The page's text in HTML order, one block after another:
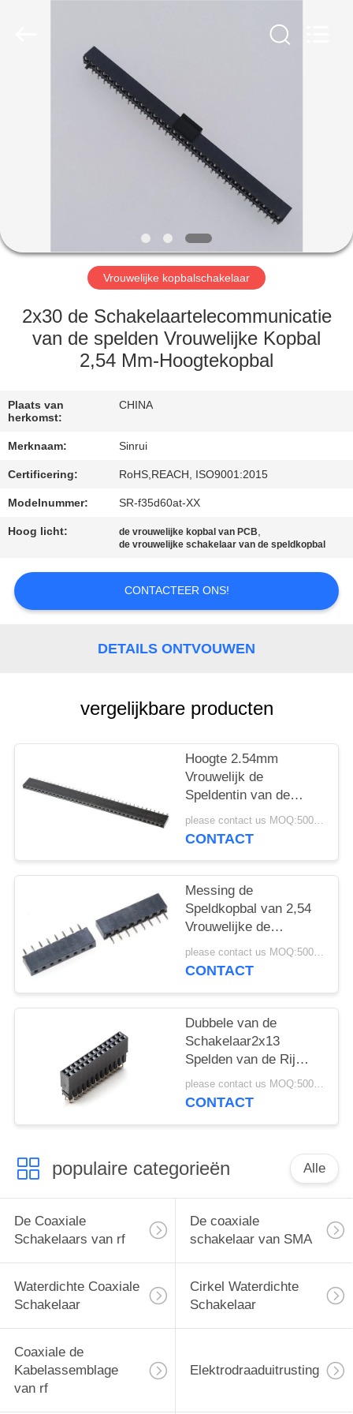
FABRIEKSREIS
KWALITEITSCONTROLE
CONTACTEER
EEN
CITAAT
PRIVACY
Vrouwelijke kopbalschakelaar
2x30 de Schakelaartelecommunicatie
van de spelden Vrouwelijke Kopbal
2,54 Mm-Hoogtekopbal
Plaats van
herkomst:
CHINA
Merknaam: Sinrui
Certificering: RoHS,REACH, ISO9001:2015
Modelnummer: SR-f35d60at-XX
Hoog licht: de vrouwelijke kopbal van PCB,
de vrouwelijke schakelaar van de speldkopbal
CONTACTEER ONS!
DETAILS ONTVOUWEN
vergelijkbare producten
Hoogte 2.54mm
Vrouwelijk de
Speldentin van de
Kopbalschakelaar 1x36
plateerde Rechte
please contact us MOQ:5000pcs
CONTACT
Messing de
Speldkopbal van 2,54
Vrouwelijke de
Kopbal1x8pins Tin
Geplateerde Rechte
please contact us MOQ:5000pcs
CONTACT
Dubbele van de
Schakelaar2x13
Spelden van de Rij
Vrouwelijke Kopbal de
Kopbalhoogte van
please contact us MOQ:5000pcs
CONTACT
populaire categorieën Alle
De Coaxiale
Schakelaars van rf
De coaxiale
schakelaar van SMA
Waterdichte Coaxiale
Schakelaar
Cirkel Waterdichte
Schakelaar
Coaxiale de
Kabelassemblage
van rf
Elektrodraaduitrusting